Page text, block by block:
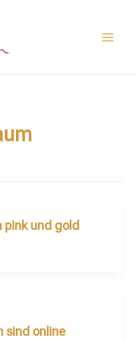
pink und gold
sind online